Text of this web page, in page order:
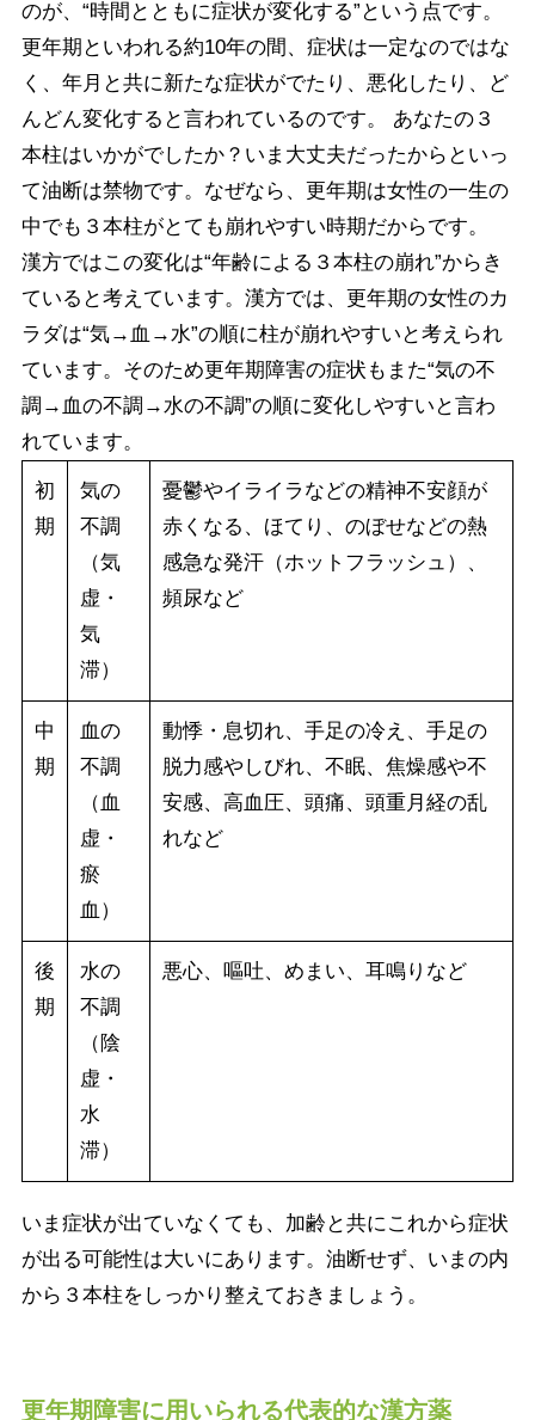
のが、“時間とともに症状が変化する”という点です。
更年期といわれる約10年の間、症状は一定なのではな
く、年月と共に新たな症状がでたり、悪化したり、ど
んどん変化すると言われているのです。 あなたの３
本柱はいかがでしたか？いま大丈夫だったからといっ
て油断は禁物です。なぜなら、更年期は女性の一生の
中でも３本柱がとても崩れやすい時期だからです。
漢方ではこの変化は“年齢による３本柱の崩れ”からき
ていると考えています。漢方では、更年期の女性のカ
ラダは“気→血→水”の順に柱が崩れやすいと考えられ
ています。そのため更年期障害の症状もまた“気の不
調→血の不調→水の不調”の順に変化しやすいと言わ
れています。
初
期
気の
不調
（気
虚・
気
滞）
憂鬱やイライラなどの精神不安顔が
赤くなる、ほてり、のぼせなどの熱
感急な発汗（ホットフラッシュ）、
頻尿など
中
期
血の
不調
（血
虚・
瘀
血）
動悸・息切れ、手足の冷え、手足の
脱力感やしびれ、不眠、焦燥感や不
安感、高血圧、頭痛、頭重月経の乱
れなど
後
期
水の
不調
（陰
虚・
水
滞）
悪心、嘔吐、めまい、耳鳴りなど
いま症状が出ていなくても、加齢と共にこれから症状
が出る可能性は大いにあります。油断せず、いまの内
から３本柱をしっかり整えておきましょう。
更年期障害に用いられる代表的な漢方薬